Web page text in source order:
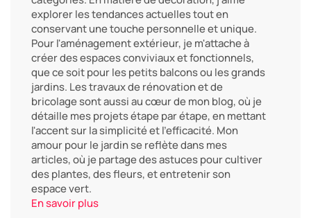
explorer les tendances actuelles tout en
conservant une touche personnelle et unique.
Pour l'aménagement extérieur, je m'attache à
créer des espaces conviviaux et fonctionnels,
que ce soit pour les petits balcons ou les grands
jardins. Les travaux de rénovation et de
bricolage sont aussi au cœur de mon blog, où je
détaille mes projets étape par étape, en mettant
l'accent sur la simplicité et l'efficacité. Mon
amour pour le jardin se reflète dans mes
articles, où je partage des astuces pour cultiver
des plantes, des fleurs, et entretenir son
espace vert.
En savoir plus